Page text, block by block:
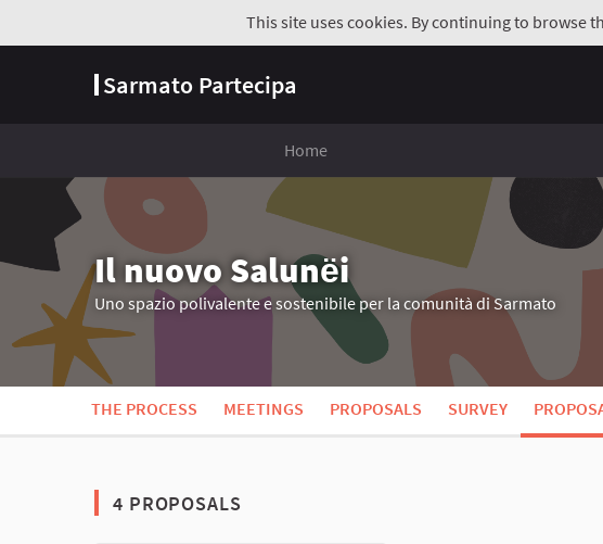
This site uses cookies. By continuing to browse
Sarmato Partecipa
Home
Il nuovo Salunёi
Uno spazio polivalente e sostenibile per la comunità di Sarmato
THE PROCESS MEETINGS PROPOSALS SURVEY
4 PROPOSALS